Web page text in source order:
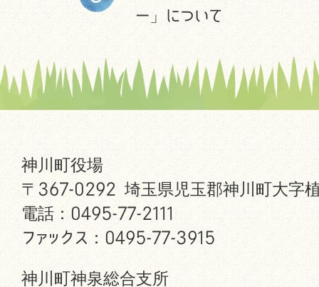
ー」について
神川町役場
〒367-0292 埼玉県児玉郡神川町大字
電話：0495-77-2111
ファックス：0495-77-3915
神川町神泉総合支所